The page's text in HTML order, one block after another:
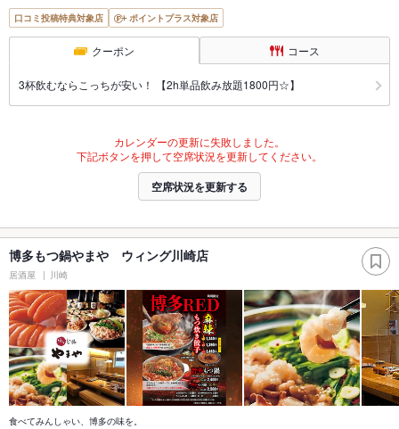
口コミ投稿特典対象店 ポイントプラス対象店
クーポン コース
3杯飲むならこっちが安い！ 【2h単品飲み放題1800円☆】
カレンダーの更新に失敗しました。
下記ボタンを押して空席状況を更新してください。
空席状況を更新する
博多もつ鍋やまや ウィング川崎店
居酒屋 川崎
食べてみんしゃい、博多の味を。